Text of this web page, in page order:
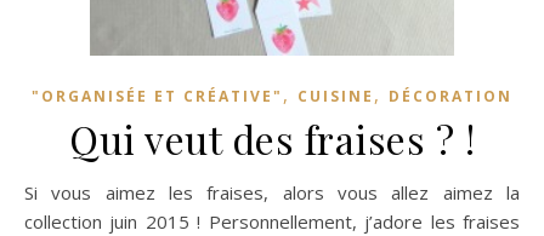
"ORGANISÉE ET CRÉATIVE" , CUISINE , DÉCORATION
Qui veut des fraises ? !
Si vous aimez les fraises, alors vous allez aimez la
collection juin 2015 ! Personnellement, j’adore les fraises